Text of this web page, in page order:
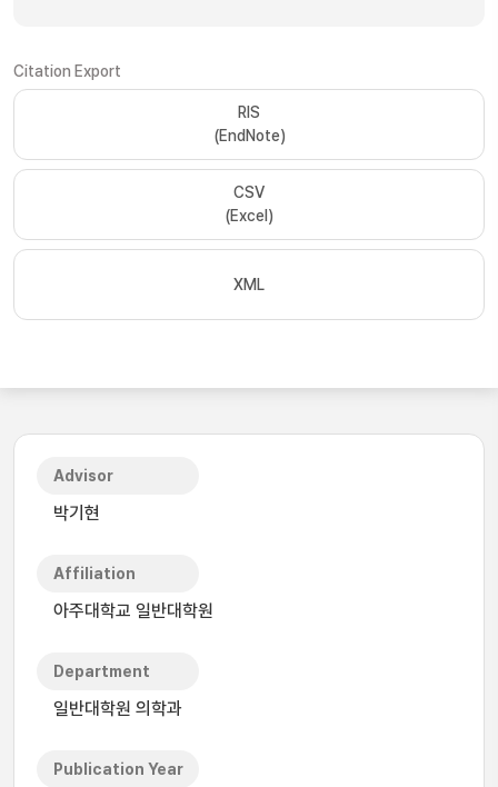
Citation Export
RIS
(EndNote)
CSV
(Excel)
XML
Advisor
박기현
Affiliation
아주대학교 일반대학원
Department
일반대학원 의학과
Publication Year